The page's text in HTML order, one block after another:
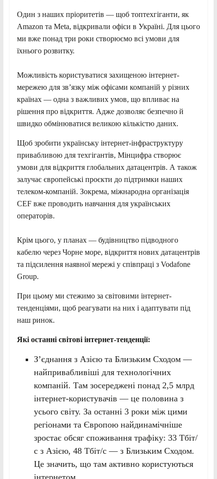
Один з наших пріоритетів — щоб топтехгіганти, як
Amazon та Meta, відкривали офіси в Україні. Для цього
ми вже понад три роки створюємо всі умови для
їхнього розвитку.
Можливість користуватися захищеною інтернет-
мережею для зв’язку між офісами компаній у різних
країнах — одна з важливих умов, що впливає на
рішення про відкриття. Адже дозволяє безпечно й
швидко обмінюватися великою кількістю даних.
Щоб зробити українську інтернет-інфраструктуру
привабливою для техгігантів, Мінцифра створює
умови для відкриття глобальних датацентрів. А також
залучає європейські проєкти до підтримки наших
телеком-компаній. Зокрема, міжнародна організація
CEF вже проводить навчання для українських
операторів.
Крім цього, у планах — будівництво підводного
кабелю через Чорне море, відкриття нових датацентрів
та підсилення наявної мережі у співпраці з Vodafone
Group.
При цьому ми стежимо за світовими інтернет-
тенденціями, щоб реагувати на них і адаптувати під
наш ринок.
Які останні світові інтернет-тенденції:
З’єднання з Азією та Близьким Сходом —
найпривабливіші для технологічних
компаній. Там зосереджені понад 2,5 млрд
інтернет-користувачів — це половина з
усього світу. За останні 3 роки між цими
регіонами та Європою найдинамічніше
зростає обсяг споживання трафіку: 33 Тбіт/
с з Азією, 48 Тбіт/с — з Близьким Сходом.
Це значить, що там активно користуються